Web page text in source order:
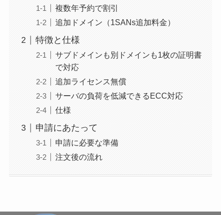
複数年予約で割引
追加ドメイン（1SANs追加料金）
特徴と仕様
サブドメインも別ドメインも1枚の証明書
で対応
追加ライセンス無償
サーバの負荷を低減できるECC対応
仕様
申請にあたって
申請に必要な準備
注文後の流れ